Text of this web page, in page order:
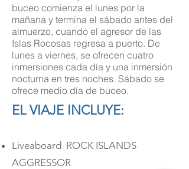
buceo comienza el lunes por la
mañana y termina el sábado antes del
almuerzo, cuando el agresor de las
Islas Rocosas regresa a puerto. De
lunes a viernes, se ofrecen cuatro
inmersiones cada día y una inmersión
nocturna en tres noches. Sábado se
ofrece medio día de buceo.
EL VIAJE INCLUYE:
Liveaboard ROCK ISLANDS
AGGRESSOR